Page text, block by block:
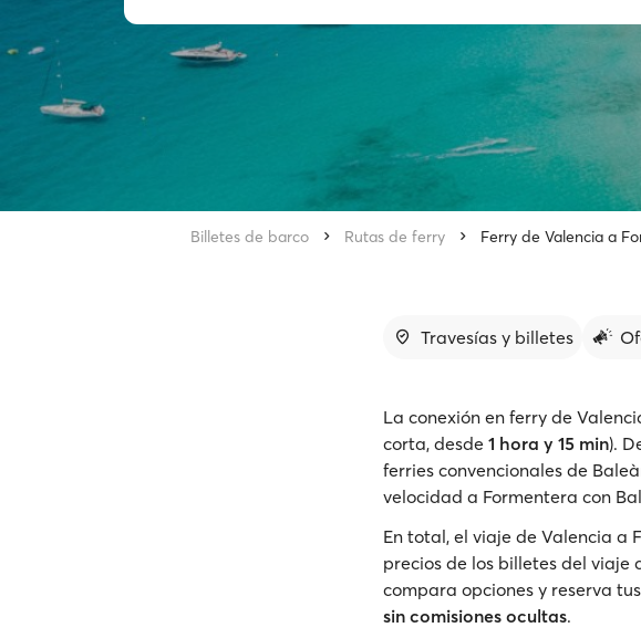
Billetes de barco Rutas de ferry Ferry de Valencia a
Travesías y billetes
La conexión en ferry de
corta, desde 1 hora y 15 min).
ferries convencionales de
velocidad a Formentera con
En total, el viaje de Valencia a
precios de los billetes del viaje
compara opciones y reserva
sin comisiones ocultas.